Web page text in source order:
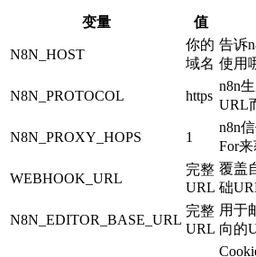
变量 值
N8N_HOST
你的
域名
告诉
使用
N8N_PROTOCOL https
n8n
URL
N8N_PROXY_HOPS 1
n8n
For来
WEBHOOK_URL
完整
URL
覆盖
础
N8N_EDITOR_BASE_URL
完整
URL
用于
向的